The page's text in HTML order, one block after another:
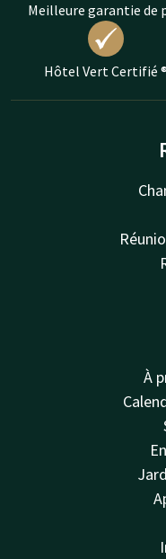
Meilleure garantie de
Hôtel Vert Certifié ®
À